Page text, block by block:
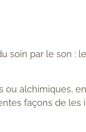
soin par le son :
ou alchimiques,
façons de les